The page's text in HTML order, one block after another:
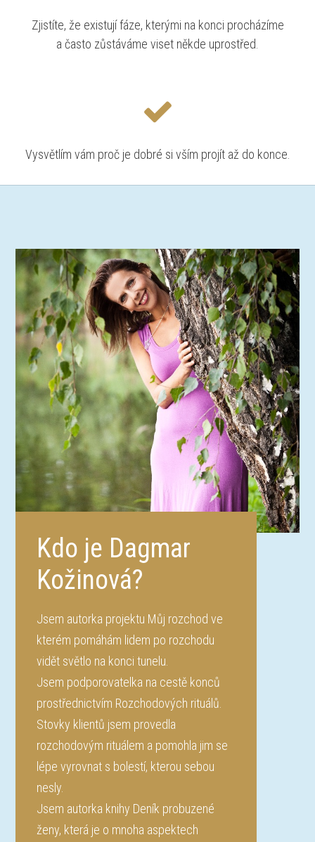
Zjistíte, že existují fáze, kterými na konci procházíme
a často zůstáváme viset někde uprostřed.
Vysvětlím vám proč je dobré si vším projít až do konce.
Kdo je Dagmar
Kožinová?
Jsem autorka projektu Můj rozchod ve
kterém pomáhám lidem po rozchodu
vidět světlo na konci tunelu.
Jsem podporovatelka na cestě konců
prostřednictvím Rozchodových rituálů.
Stovky klientů jsem provedla
rozchodovým rituálem a pomohla jim se
lépe vyrovnat s bolestí, kterou sebou
nesly.
Jsem autorka knihy Deník probuzené
ženy, která je o mnoha aspektech